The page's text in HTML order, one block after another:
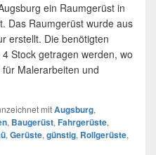
ein Raumgerüst in
Das Raumgerüst wurde aus
erstellt. Die benötigten
Stock getragen werden, wo
Malerarbeiten und
Augsburg
mitAugsburg,
, Baugerüst, Fahrgerüste,
, Gerüste, günstig, Rollgerüste,